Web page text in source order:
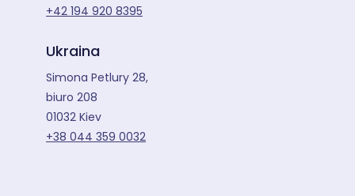
+42 194 920 8395
Ukraina
Simona Petlury 28,
biuro 208
01032 Kiev
+38 044 359 0032